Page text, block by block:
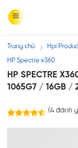
Trang chủ / Hpi
HP Spectre x360
HP SPECTRE
1065G7 / 16GB /
(4đánh